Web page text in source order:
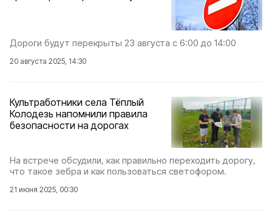
Дороги будут перекрыты 23 августа с 6:00 до 14:00
20 августа 2025, 14:30
Культработники села Тёплый
Колодезь напомнили правила
безопасности на дорогах
На встрече обсудили, как правильно переходить дорогу,
что такое зебра и как пользоваться светофором.
21 июня 2025, 00:30